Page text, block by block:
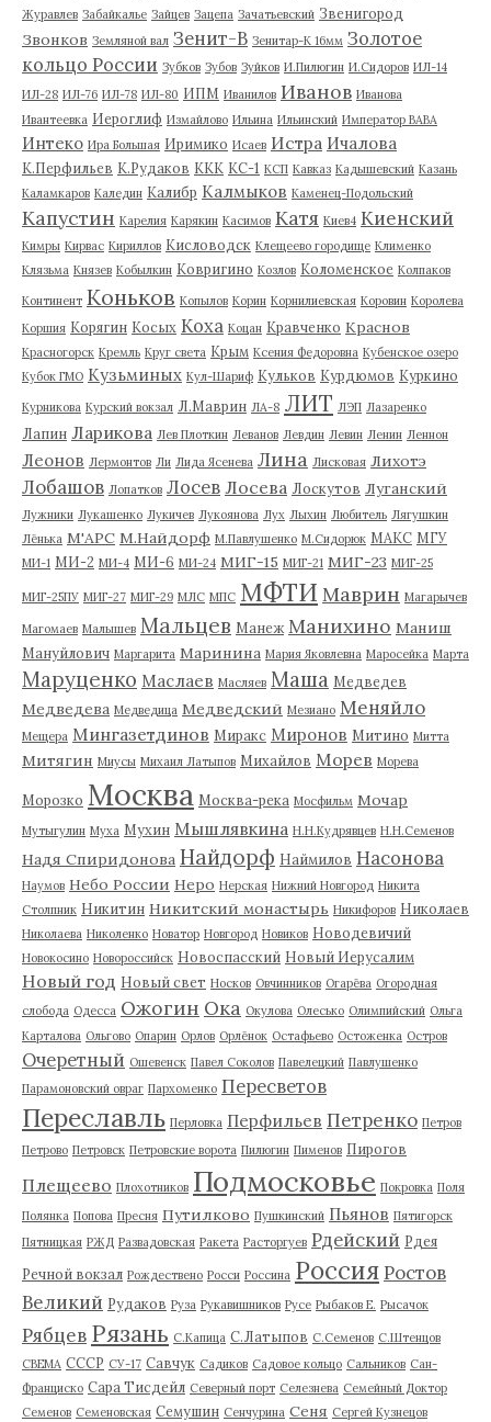
Журавлев Забайкалье Зайцев Зацепа Зачатьевский Звенигород
Звонков Земляной вал Зенит-В Зенитар-К 16мм Золотое
кольцо России Зубков Зубов Зуйков И.Пилюгин И.Сидоров ИЛ-14
ИЛ-28 ИЛ-76 ИЛ-78 ИЛ-80 ИПМ Иванилов Иванов Иванова
Ивантеевка Иероглиф Измайлово Ильина Ильинский Император ВАВА
Интеко Ира Большая Иримико Исаев Истра Ичалова
К.Перфильев К.Рудаков ККК КС-1 КСП Кавказ Кадышевский Казань
Каламкаров Каледин Калибр Калмыков Каменец-Подольский
Капустин Карелия Карякин Касимов Катя Киев4 Киенский
Кимры Кирвас Кириллов Кисловодск Клещеево городище Клименко
Клязьма Князев Кобылкин Ковригино Козлов Коломенское Колпаков
Континент Коньков Копылов Корин Корнилиевская Коровин Королева
Коршия Корягин Косых Коха Коцан Кравченко Краснов
Красногорск Кремль Круг света Крым Ксения Федоровна Кубенское озеро
Кубок ГМО Кузьминых Кул-Шариф Кульков Курдюмов Куркино
Курникова Курский вокзал Л.Маврин ЛА-8 ЛИТ ЛЭП Лазаренко
Лапин Ларикова Лев Плоткин Леванов Левдин Левин Ленин Леннон
Леонов Лермонтов Ли Лида Ясенева Лина Лисковая Лихотэ
Лобашов Лопатков Лосев Лосева Лоскутов Луганский
Лужники Лукашенко Лукичев Лукоянова Лух Лыхин Любитель Лягушкин
Лёнька М'АРС М.Найдорф М.Павлушенко М.Сидорюк МАКС МГУ
МИ-1 МИ-2 МИ-4 МИ-6 МИ-24 МИГ-15 МИГ-21 МИГ-23 МИГ-25
МИГ-25ПУ МИГ-27 МИГ-29 МЛС МПС МФТИ Маврин Магарычев
Магомаев Малышев Мальцев Манеж Манихино Маниш
Мануйлович Маргарита Маринина Мария Яковлевна Маросейка Марта
Маруценко Маслаев Масляев Маша Медведев
Медведева Медведица Медведский Мезиано Меняйло
Мещера Мингазетдинов Миракс Миронов Митино Митта
Митягин Миусы Михаил Латыпов Михайлов Морев Морева
Морозко Москва Москва-река Мосфильм Мочар
Мутыгулин Муха Мухин Мышлявкина Н.Н.Кудрявцев Н.Н.Семенов
Надя Спиридонова Найдорф Наймилов Насонова
Наумов Небо России Неро Нерская Нижний Новгород Никита
Столпник Никитин Никитский монастырь Никифоров Николаев
Николаева Николенко Новатор Новгород Новиков Новодевичий
Новокосино Новороссийск Новоспасский Новый Иерусалим
Новый год Новый свет Носков Овчинников Огарёва Огородная
слобода Одесса Ожогин Ока Окулова Олесько Олимпийский Ольга
Карталова Ольгово Опарин Орлов Орлёнок Остафьево Остоженка Остров
Очеретный Ошевенск Павел Соколов Павелецкий Павлушенко
Парамоновский овраг Пархоменко Пересветов
Переславль Перловка Перфильев Петренко Петров
Петрово Петровск Петровские ворота Пилюгин Пименов Пирогов
Плещеево Плохотников Подмосковье Покровка Поля
Полянка Попова Пресня Путилково Пушкинский Пьянов Пятигорск
Пятницкая РЖД Развадовская Ракета Расторгуев Рдейский Рдея
Речной вокзал Рождествено Росси Россина Россия Ростов
Великий Рудаков Руза Рукавишников Русе Рыбаков Е. Рысачок
Рябцев Рязань С.Капица С.Латыпов С.Семенов С.Штенцов
СВЕМА СССР СУ-17 Савчук Садиков Садовое кольцо Сальников Сан-
Франциско Сара Тисдейл Северный порт Селезнева Семейный Доктор
Семенов Семеновская Семушин Сенчурина Сеня Сергей Кузнецов